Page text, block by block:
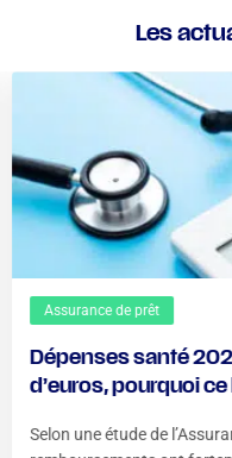
Les
Assurance de prêt
Dépenses santé
d’euros, pourquoi
Selon une étude de